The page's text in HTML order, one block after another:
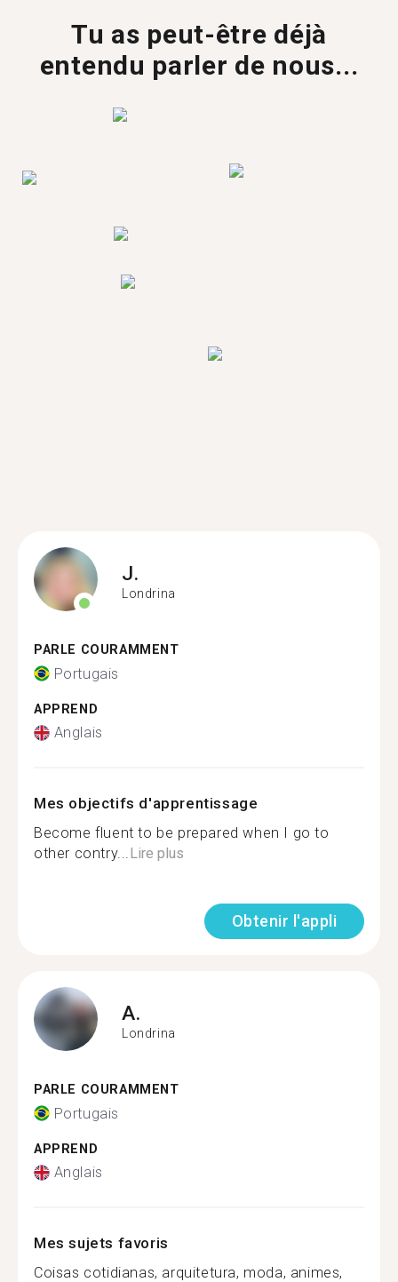
Tu as peut-être déjà
entendu parler de nous...
J.
Londrina
PARLE COURAMMENT
Portugais
APPREND
Anglais
Mes objectifs d'apprentissage
Become fluent to be prepared when I go to
other contry...Lire plus
Obtenir l'appli
A.
Londrina
PARLE COURAMMENT
Portugais
APPREND
Anglais
Mes sujets favoris
Coisas cotidianas, arquitetura, moda, animes,